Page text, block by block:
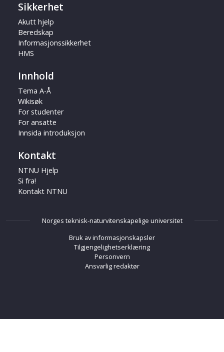
Sikkerhet
Akutt hjelp
Beredskap
Informasjonssikkerhet
HMS
Innhold
Tema A-Å
Wikisøk
For studenter
For ansatte
Innsida introduksjon
Kontakt
NTNU Hjelp
Si fra!
Kontakt NTNU
Norges teknisk-naturvitenskapelige universitet
Bruk av informasjonskapsler
Tilgjengelighetserklæring
Personvern
Ansvarlig redaktør